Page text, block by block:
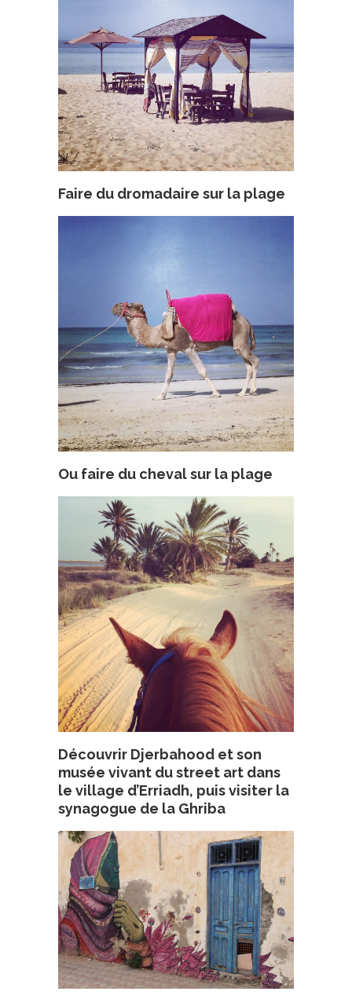
Faire du dromadaire sur la plage
Ou faire du cheval sur la plage
Découvrir Djerbahood et son
musée vivant du street art dans
le village d’Erriadh, puis visiter la
synagogue de la Ghriba